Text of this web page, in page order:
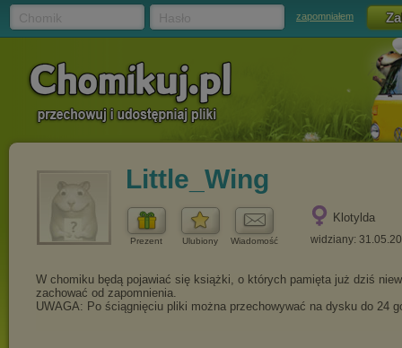
zapomniałem
Little_Wing
Prezent Ulubiony Wiadomość
Klotylda
widziany: